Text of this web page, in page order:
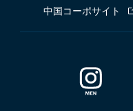
中国コーポサイト